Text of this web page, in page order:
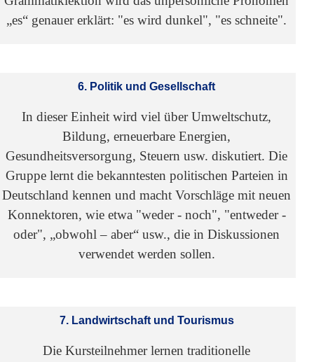
„es“ genauer erklärt: "es wird dunkel", "es schneite".
6. Politik und Gesellschaft
In dieser Einheit wird viel über Umweltschutz,
Bildung, erneuerbare Energien,
Gesundheitsversorgung, Steuern usw. diskutiert. Die
Gruppe lernt die bekanntesten politischen Parteien in
Deutschland kennen und macht Vorschläge mit neuen
Konnektoren, wie etwa "weder - noch", "entweder -
oder", „obwohl – aber“ usw., die in Diskussionen
verwendet werden sollen.
7. Landwirtschaft und Tourismus
Die Kursteilnehmer lernen traditionelle